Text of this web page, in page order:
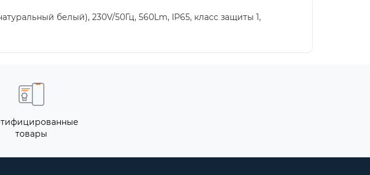
белый), 230V/50Гц, 560Lm, IP65, класс защиты 1,
товары